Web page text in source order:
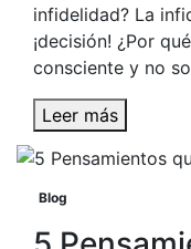
infidelidad? La
¡decisión! ¿Por
consciente y no
Leer más
Blog